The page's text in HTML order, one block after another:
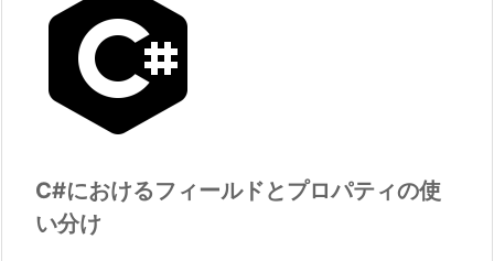
C#におけるフィールドとプロパティの使
い分け